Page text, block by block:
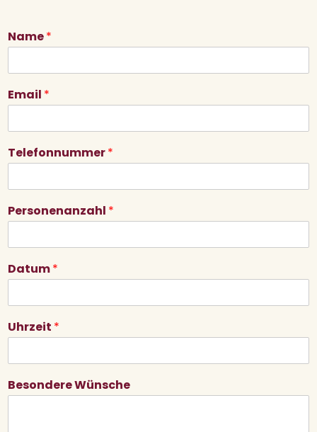
Name*
Email *
Telefonnummer*
Personenanzahl *
Datum*
Uhrzeit *
Besondere Wünsche
Freude schenken
Catering